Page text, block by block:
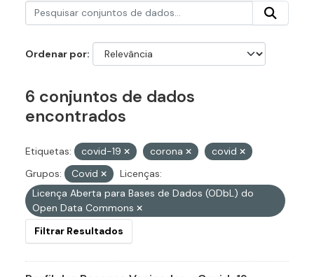
Ordenar por
6 conjuntos de dados
encontrados
Etiquetas: covid-19 corona
covid
Grupos:
Covid
Licenças:
Licença Aberta para Bases de Dados (ODbL) do
Open Data Commons
Filtrar Resultados